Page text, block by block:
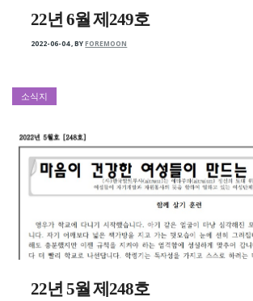
22년 6월 제249호
2022-06-04,BYFOREMOON
소식지
22년 5월 제248호